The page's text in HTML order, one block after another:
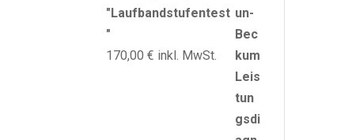
"Laufbandstufentest
"
170,00€ inkl. MwSt.